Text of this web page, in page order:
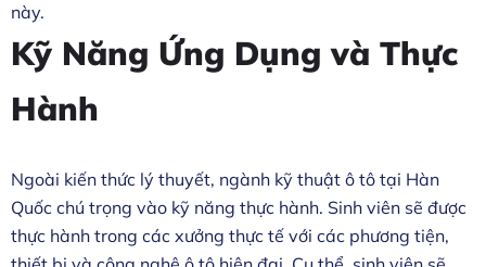
này.
Kỹ Năng Ứng Dụng và Thực
Hành
Ngoài kiến thức lý thuyết, ngành kỹ thuật ô tô tại Hàn
Quốc chú trọng vào kỹ năng thực hành. Sinh viên sẽ được
thực hành trong các xưởng thực tế với các phương tiện,